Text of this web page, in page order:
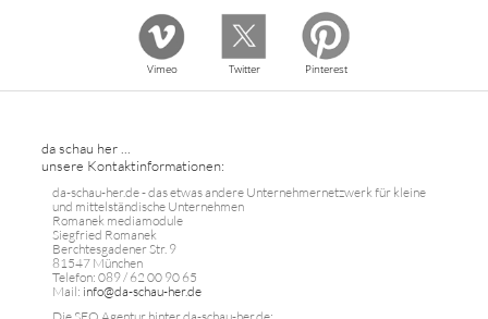
Vimeo Twitter Pinterest
da schau her ...
unsere Kontaktinformationen:
da-schau-her.de - das etwas andere Unternehmernetzwerk für kleine
und mittelständische Unternehmen
Romanek mediamodule
Siegfried Romanek
Berchtesgadener Str. 9
81547 München
Telefon: 089 / 62 00 90 65
Mail: info@da-schau-her.de